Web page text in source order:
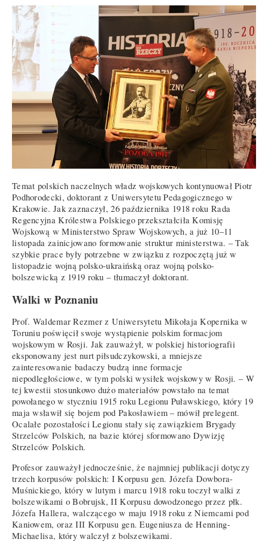
Temat polskich naczelnych władz wojskowych kontynuował Piotr
Podhorodecki, doktorant z Uniwersytetu Pedagogicznego w
Krakowie. Jak zaznaczył, 26 października 1918 roku Rada
Regencyjna Królestwa Polskiego przekształciła Komisję
Wojskową w Ministerstwo Spraw Wojskowych, a już 10–11
listopada zainicjowano formowanie struktur ministerstwa. – Tak
szybkie prace były potrzebne w związku z rozpoczętą już w
listopadzie wojną polsko-ukraińską oraz wojną polsko-
bolszewicką z 1919 roku – tłumaczył doktorant.
Walki w Poznaniu
Prof. Waldemar Rezmer z Uniwersytetu Mikołaja Kopernika w
Toruniu poświęcił swoje wystąpienie polskim formacjom
wojskowym w Rosji. Jak zauważył, w polskiej historiografii
eksponowany jest nurt piłsudczykowski, a mniejsze
zainteresowanie badaczy budzą inne formacje
niepodległościowe, w tym polski wysiłek wojskowy w Rosji. – W
tej kwestii stosunkowo dużo materiałów powstało na temat
powołanego w styczniu 1915 roku Legionu Puławskiego, który 19
maja wsławił się bojem pod Pakosławiem – mówił prelegent.
Ocalałe pozostałości Legionu stały się zawiązkiem Brygady
Strzelców Polskich, na bazie której sformowano Dywizję
Strzelców Polskich.
Profesor zauważył jednocześnie, że najmniej publikacji dotyczy
trzech korpusów polskich: I Korpusu gen. Józefa Dowbora-
Muśnickiego, który w lutym i marcu 1918 roku toczył walki z
bolszewikami o Bobrujsk, II Korpusu dowodzonego przez płk.
Józefa Hallera, walczącego w maju 1918 roku z Niemcami pod
Kaniowem, oraz III Korpusu gen. Eugeniusza de Henning-
Michaelisa, który walczył z bolszewikami.